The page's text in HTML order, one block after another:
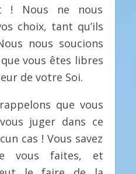
! Nous ne nous
choix, tant qu’ils
nous soucions
vous êtes libres
de votre Soi.
que vous
juger dans ce
cas ! Vous savez
vous faites, et